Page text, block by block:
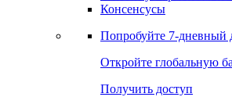
Портфели индексов
Прогнозы
Консенсусы
Попробуйте7-дневный